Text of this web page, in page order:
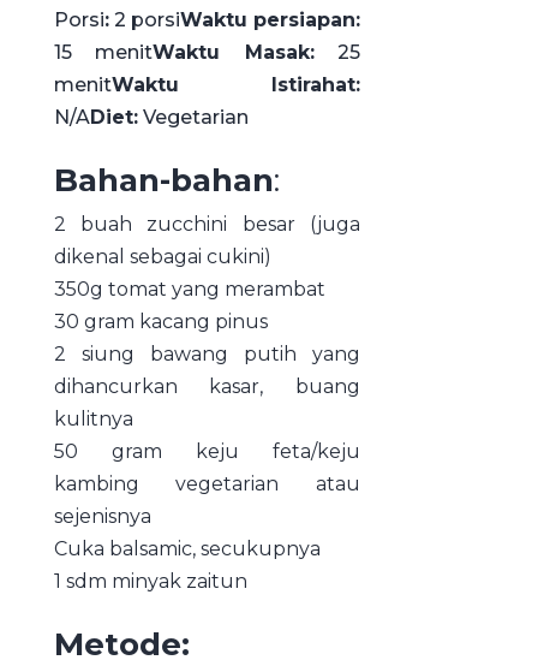
Porsi:2 porsiWaktu persiapan:
15 menitWaktu Masak:25
menitWaktu Istirahat:
N/ADiet:Vegetarian
Bahan-bahan:
2 buah zucchini besar (juga
dikenal sebagai cukini)
350g tomat yang merambat
30 gram kacang pinus
2 siung bawang putih yang
dihancurkan kasar, buang
kulitnya
50 gram keju feta/keju
kambing vegetarian atau
sejenisnya
Cuka balsamic, secukupnya
1 sdm minyak zaitun
Metode: